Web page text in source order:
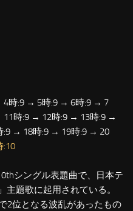
時:9 → 5時:9 → 6時:9 → 7
時:9 → 12時:9 → 13時:9 →
:9 → 18時:9 → 19時:9 → 20
:10
シングル表題曲で、日本テ
題歌に起用されている。
2位となる波乱があったもの